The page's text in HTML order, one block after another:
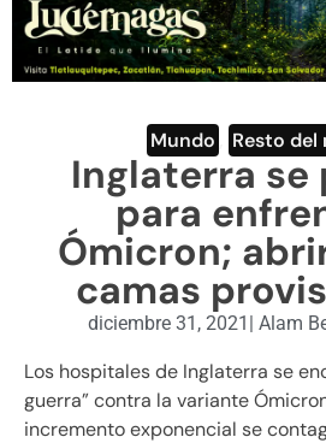
OPINIÓN
DEPORTES
ENGLISH
VIDEOS
Mundo Resto del
Inglaterra se
para
Ómicron;
camas
diciembre 31, 2021 | Alam
Los hospitales de Inglaterra se
guerra” contra la variante
incremento exponencial se